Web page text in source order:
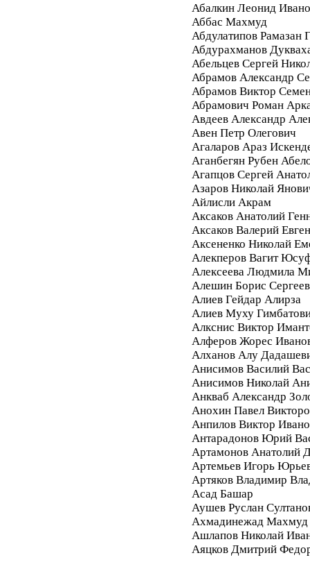
Абалкин Леонид
Аббас Махмуд
Абдулатипов Рамазан
Абдурахманов
Абельцев Сергей
Абрамов Александр
Абрамов Виктор
Абрамович Роман
Авдеев Александр
Авен Петр Олегович
Агаларов Араз
Аганбегян Рубен
Агапцов Сергей
Азаров Николай
Айлисли Акрам
Аксаков Анатолий
Аксаков Валерий
Аксененко Николай
Алекперов Вагит
Алексеева Людмила
Алешин Борис
Алиев Гейдар Алирза
Алиев Муху
Алкснис Виктор
Алферов Жорес
Алханов Алу
Анисимов Василий
Анисимов Николай
Анкваб Александр
Анохин Павел
Анпилов Виктор
Антарадонов Юрий
Артамонов Анатолий
Артемьев Игорь
Артяков Владимир
Асад Башар
Аушев Руслан
Ахмадинежад Махмуд
Ашлапов Николай
Аяцков Дмитрий